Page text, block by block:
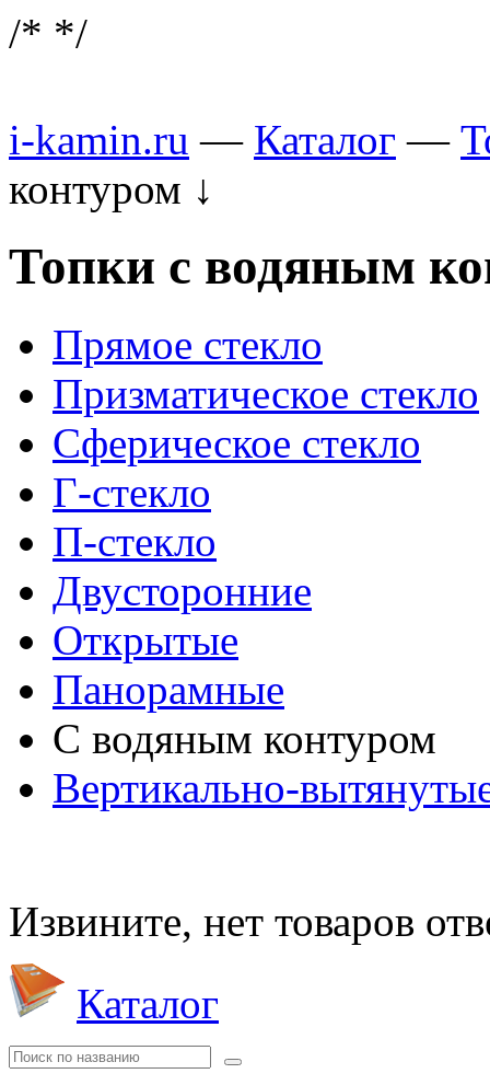
/* */
i-kamin.ru — Каталог —
контуром ↓
Топки с водяным
Прямое стекло
Призматическое стекло
Сферическое стекло
Г-стекло
П-стекло
Двусторонние
Открытые
Панорамные
С водяным контуром
Вертикально-
Извините, нет товаров
Каталог